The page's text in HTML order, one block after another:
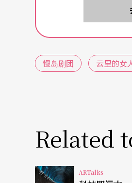
以欠缺的「那一味」 唤
依常理而言，若想要知
作参考。但对《云里的
艺术总监与故事的发想
2），却再也做不出母亲
杨千雅的父亲；父母亲
慢岛剧团 云里的女
Related
ARTalks